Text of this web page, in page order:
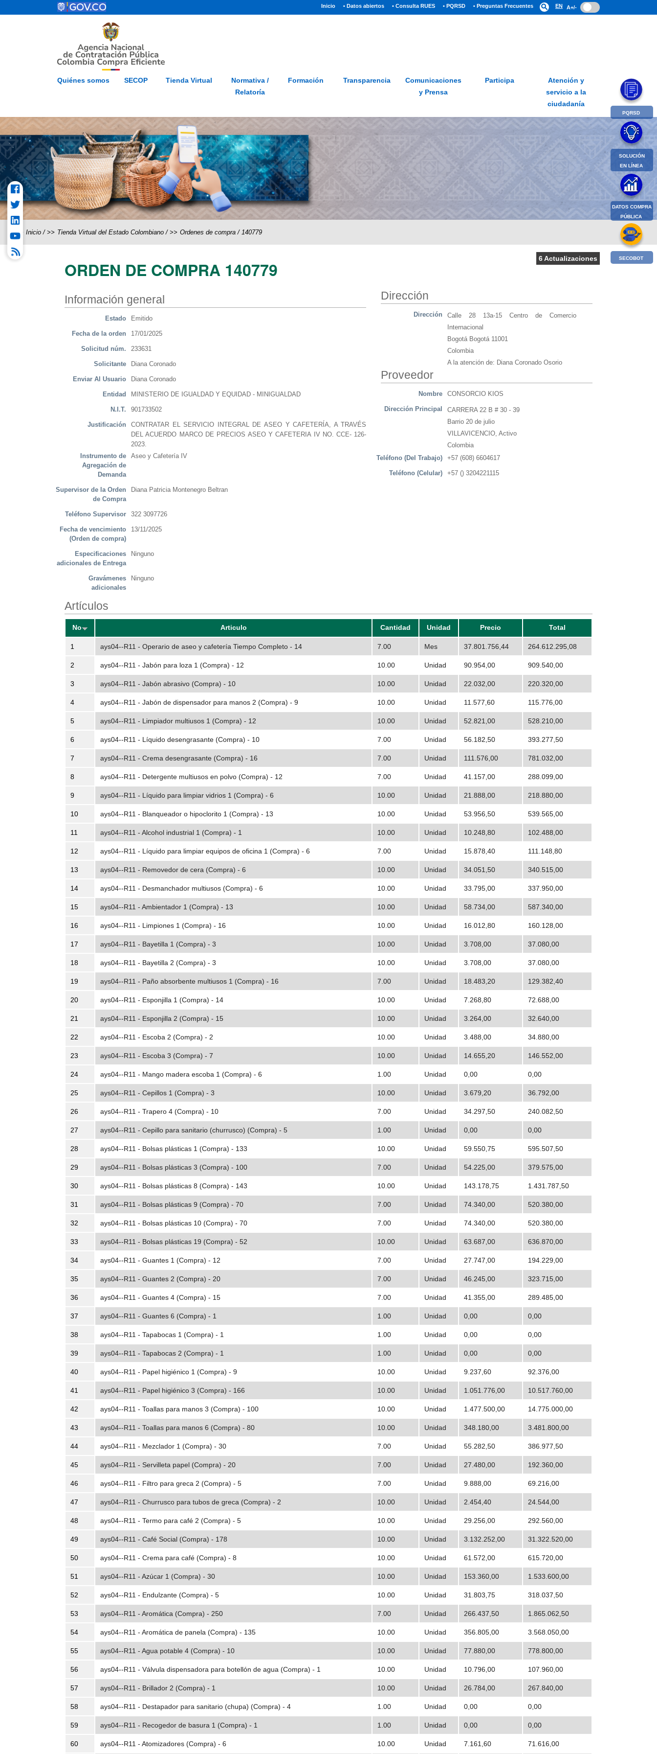
Pasar al contenido principal Inicio(current)
• Datos abiertos • Consulta RUES • PQRSD • Preguntas Frecuentes search EN A+/-
Inicio Mapa del Sitio Glosario PQRSD Preguntas frecuentes
Quiénes somos SECOP Tienda Virtual
Normativa /
Relatoría
Formación Transparencia
Comunicaciones
y Prensa
Participa
Atención y
servicio a la
ciudadanía
Inicio / Tienda Virtual del Estado Colombiano / Ordenes de compra / 140779
6 Actualizaciones
ORDEN DE COMPRA 140779
Información general
Estado Emitido
Fecha de la orden 17/01/2025
Solicitud núm. 233631
Solicitante Diana Coronado
Enviar Al Usuario Diana Coronado
Entidad MINISTERIO DE IGUALDAD Y EQUIDAD - MINIGUALDAD
N.I.T. 901733502
Justificación
CONTRATAR EL SERVICIO INTEGRAL DE ASEO Y CAFETERÍA, A TRAVÉS
DEL ACUERDO MARCO DE PRECIOS ASEO Y CAFETERIA IV NO. CCE- 126-
2023.
Instrumento de
Agregación de
Demanda
Aseo y Cafetería IV
Supervisor de la Orden
de Compra
Diana Patricia Montenegro Beltran
Teléfono Supervisor 322 3097726
Fecha de vencimiento
(Orden de compra)
13/11/2025
Especificaciones
adicionales de Entrega
Ninguno
Gravámenes
adicionales
Ninguno
Dirección
Dirección
Calle 28 13a-15 Centro de Comercio
Internacional
Bogotá Bogotá 11001
Colombia
A la atención de: Diana Coronado Osorio
Proveedor
Nombre CONSORCIO KIOS
Dirección Principal
CARRERA 22 B # 30 - 39
Barrio 20 de julio
VILLAVICENCIO, Activo
Colombia
Teléfono (Del Trabajo)
+57 (608) 6604617
Teléfono (Celular) +57 () 3204221115
Artículos
No Articulo Cantidad Unidad Precio Total
1 ays04--R11 - Operario de aseo y cafetería Tiempo Completo - 14 7.00 Mes 37.801.756,44 264.612.295,08
2 ays04--R11 - Jabón para loza 1 (Compra) - 12 10.00 Unidad 90.954,00 909.540,00
3 ays04--R11 - Jabón abrasivo (Compra) - 10 10.00 Unidad 22.032,00 220.320,00
4 ays04--R11 - Jabón de dispensador para manos 2 (Compra) - 9 10.00 Unidad 11.577,60 115.776,00
5 ays04--R11 - Limpiador multiusos 1 (Compra) - 12 10.00 Unidad 52.821,00 528.210,00
6 ays04--R11 - Líquido desengrasante (Compra) - 10 7.00 Unidad 56.182,50 393.277,50
7 ays04--R11 - Crema desengrasante (Compra) - 16 7.00 Unidad 111.576,00 781.032,00
8 ays04--R11 - Detergente multiusos en polvo (Compra) - 12 7.00 Unidad 41.157,00 288.099,00
9 ays04--R11 - Líquido para limpiar vidrios 1 (Compra) - 6 10.00 Unidad 21.888,00 218.880,00
10 ays04--R11 - Blanqueador o hipoclorito 1 (Compra) - 13 10.00 Unidad 53.956,50 539.565,00
11 ays04--R11 - Alcohol industrial 1 (Compra) - 1 10.00 Unidad 10.248,80 102.488,00
12 ays04--R11 - Líquido para limpiar equipos de oficina 1 (Compra) - 6 7.00 Unidad 15.878,40 111.148,80
13 ays04--R11 - Removedor de cera (Compra) - 6 10.00 Unidad 34.051,50 340.515,00
14 ays04--R11 - Desmanchador multiusos (Compra) - 6 10.00 Unidad 33.795,00 337.950,00
15 ays04--R11 - Ambientador 1 (Compra) - 13 10.00 Unidad 58.734,00 587.340,00
16 ays04--R11 - Limpiones 1 (Compra) - 16 10.00 Unidad 16.012,80 160.128,00
17 ays04--R11 - Bayetilla 1 (Compra) - 3 10.00 Unidad 3.708,00 37.080,00
18 ays04--R11 - Bayetilla 2 (Compra) - 3 10.00 Unidad 3.708,00 37.080,00
19 ays04--R11 - Paño absorbente multiusos 1 (Compra) - 16 7.00 Unidad 18.483,20 129.382,40
20 ays04--R11 - Esponjilla 1 (Compra) - 14 10.00 Unidad 7.268,80 72.688,00
21 ays04--R11 - Esponjilla 2 (Compra) - 15 10.00 Unidad 3.264,00 32.640,00
22 ays04--R11 - Escoba 2 (Compra) - 2 10.00 Unidad 3.488,00 34.880,00
23 ays04--R11 - Escoba 3 (Compra) - 7 10.00 Unidad 14.655,20 146.552,00
24 ays04--R11 - Mango madera escoba 1 (Compra) - 6 1.00 Unidad 0,00 0,00
25 ays04--R11 - Cepillos 1 (Compra) - 3 10.00 Unidad 3.679,20 36.792,00
26 ays04--R11 - Trapero 4 (Compra) - 10 7.00 Unidad 34.297,50 240.082,50
27 ays04--R11 - Cepillo para sanitario (churrusco) (Compra) - 5 1.00 Unidad 0,00 0,00
28 ays04--R11 - Bolsas plásticas 1 (Compra) - 133 10.00 Unidad 59.550,75 595.507,50
29 ays04--R11 - Bolsas plásticas 3 (Compra) - 100 7.00 Unidad 54.225,00 379.575,00
30 ays04--R11 - Bolsas plásticas 8 (Compra) - 143 10.00 Unidad 143.178,75 1.431.787,50
31 ays04--R11 - Bolsas plásticas 9 (Compra) - 70 7.00 Unidad 74.340,00 520.380,00
32 ays04--R11 - Bolsas plásticas 10 (Compra) - 70 7.00 Unidad 74.340,00 520.380,00
33 ays04--R11 - Bolsas plásticas 19 (Compra) - 52 10.00 Unidad 63.687,00 636.870,00
34 ays04--R11 - Guantes 1 (Compra) - 12 7.00 Unidad 27.747,00 194.229,00
35 ays04--R11 - Guantes 2 (Compra) - 20 7.00 Unidad 46.245,00 323.715,00
36 ays04--R11 - Guantes 4 (Compra) - 15 7.00 Unidad 41.355,00 289.485,00
37 ays04--R11 - Guantes 6 (Compra) - 1 1.00 Unidad 0,00 0,00
38 ays04--R11 - Tapabocas 1 (Compra) - 1 1.00 Unidad 0,00 0,00
39 ays04--R11 - Tapabocas 2 (Compra) - 1 1.00 Unidad 0,00 0,00
40 ays04--R11 - Papel higiénico 1 (Compra) - 9 10.00 Unidad 9.237,60 92.376,00
41 ays04--R11 - Papel higiénico 3 (Compra) - 166 10.00 Unidad 1.051.776,00 10.517.760,00
42 ays04--R11 - Toallas para manos 3 (Compra) - 100 10.00 Unidad 1.477.500,00 14.775.000,00
43 ays04--R11 - Toallas para manos 6 (Compra) - 80 10.00 Unidad 348.180,00 3.481.800,00
44 ays04--R11 - Mezclador 1 (Compra) - 30 7.00 Unidad 55.282,50 386.977,50
45 ays04--R11 - Servilleta papel (Compra) - 20 7.00 Unidad 27.480,00 192.360,00
46 ays04--R11 - Filtro para greca 2 (Compra) - 5 7.00 Unidad 9.888,00 69.216,00
47 ays04--R11 - Churrusco para tubos de greca (Compra) - 2 10.00 Unidad 2.454,40 24.544,00
48 ays04--R11 - Termo para café 2 (Compra) - 5 10.00 Unidad 29.256,00 292.560,00
49 ays04--R11 - Café Social (Compra) - 178 10.00 Unidad 3.132.252,00 31.322.520,00
50 ays04--R11 - Crema para café (Compra) - 8 10.00 Unidad 61.572,00 615.720,00
51 ays04--R11 - Azúcar 1 (Compra) - 30 10.00 Unidad 153.360,00 1.533.600,00
52 ays04--R11 - Endulzante (Compra) - 5 10.00 Unidad 31.803,75 318.037,50
53 ays04--R11 - Aromática (Compra) - 250 7.00 Unidad 266.437,50 1.865.062,50
54 ays04--R11 - Aromática de panela (Compra) - 135 10.00 Unidad 356.805,00 3.568.050,00
55 ays04--R11 - Agua potable 4 (Compra) - 10 10.00 Unidad 77.880,00 778.800,00
56 ays04--R11 - Válvula dispensadora para botellón de agua (Compra) - 1 10.00 Unidad 10.796,00 107.960,00
57 ays04--R11 - Brillador 2 (Compra) - 1 10.00 Unidad 26.784,00 267.840,00
58 ays04--R11 - Destapador para sanitario (chupa) (Compra) - 4 1.00 Unidad 0,00 0,00
59 ays04--R11 - Recogedor de basura 1 (Compra) - 1 1.00 Unidad 0,00 0,00
60 ays04--R11 - Atomizadores (Compra) - 6 10.00 Unidad 7.161,60 71.616,00
PQRSD
SOLUCIÓN
EN LÍNEA
DATOS COMPRA
PÚBLICA
SECOBOT